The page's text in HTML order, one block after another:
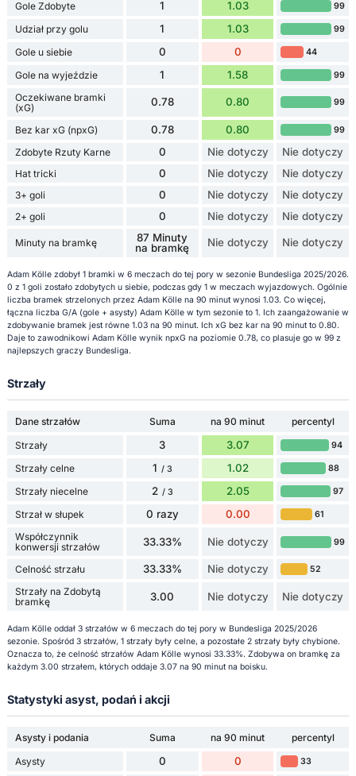
Gole Zdobyte 1 1.03 99
Udział przy golu 1 1.03 99
Gole u siebie 0 0 44
Gole na wyjeździe 1 1.58 99
Oczekiwane bramki
(xG)
0.78 0.80 99
Bez kar xG (npxG) 0.78 0.80 99
Zdobyte Rzuty Karne 0 Nie dotyczy Nie dotyczy
Hat tricki 0 Nie dotyczy Nie dotyczy
3+ goli 0 Nie dotyczy Nie dotyczy
2+ goli 0 Nie dotyczy Nie dotyczy
Minuty na bramkę
87 Minuty
na bramkę
Nie dotyczy Nie dotyczy
Adam Kölle zdobył 1 bramki w 6 meczach do tej pory w sezonie Bundesliga 2025/2026.
0 z 1 goli zostało zdobytych u siebie, podczas gdy 1 w meczach wyjazdowych. Ogólnie
liczba bramek strzelonych przez Adam Kölle na 90 minut wynosi 1.03. Co więcej,
łączna liczba G/A (gole + asysty) Adam Kölle w tym sezonie to 1. Ich zaangażowanie w
zdobywanie bramek jest równe 1.03 na 90 minut. Ich xG bez kar na 90 minut to 0.80.
Daje to zawodnikowi Adam Kölle wynik npxG na poziomie 0.78, co plasuje go w 99 z
najlepszych graczy Bundesliga.
Strzały
Dane strzałów Suma na 90 minut
percentyl
Strzały
3 3.07 94
Strzały celne 1 / 3 1.02 88
Strzały niecelne 2 / 3 2.05 97
Strzał w słupek 0 razy 0.00 61
Współczynnik
konwersji strzałów
33.33% Nie dotyczy 99
Celność strzału 33.33% Nie dotyczy 52
Strzały na Zdobytą
bramkę
3.00 Nie dotyczy Nie dotyczy
Adam Kölle oddał 3 strzałów w 6 meczach do tej pory w Bundesliga 2025/2026
sezonie. Spośród 3 strzałów, 1 strzały były celne, a pozostałe 2 strzały były chybione.
Oznacza to, że celność strzałów Adam Kölle wynosi 33.33%. Zdobywa on bramkę za
każdym 3.00 strzałem, których oddaje 3.07 na 90 minut na boisku.
Statystyki asyst, podań i akcji
Asysty i podania Suma na 90 minut
percentyl
Asysty
0 0 33